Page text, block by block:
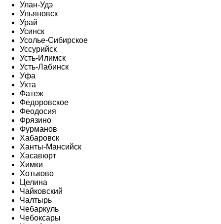
Улан-Удэ
Ульяновск
Урай
Усинск
Усолье-Сибирское
Уссурийск
Усть-Илимск
Усть-Лабинск
Уфа
Ухта
Фатеж
Федоровское
Феодосия
Фрязино
Фурманов
Хабаровск
Ханты-Мансийск
Хасавюрт
Химки
Хотьково
Целина
Чайковский
Чалтырь
Чебаркуль
Чебоксары